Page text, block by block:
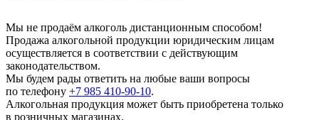
Мы не продаём алкоголь дистанционным способом!
Продажа алкогольной продукции юридическим лицам
осуществляется в соответствии с действующим
законодательством.
Мы будем рады ответить на любые ваши вопросы
по телефону +7 985 410-90-10.
Алкогольная продукция может быть приобретена только
в розничных магазинах.